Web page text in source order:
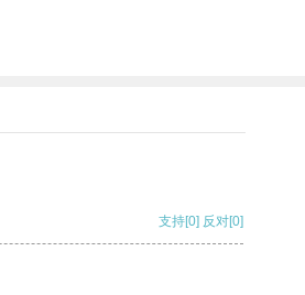
支持[0] 反对[0]